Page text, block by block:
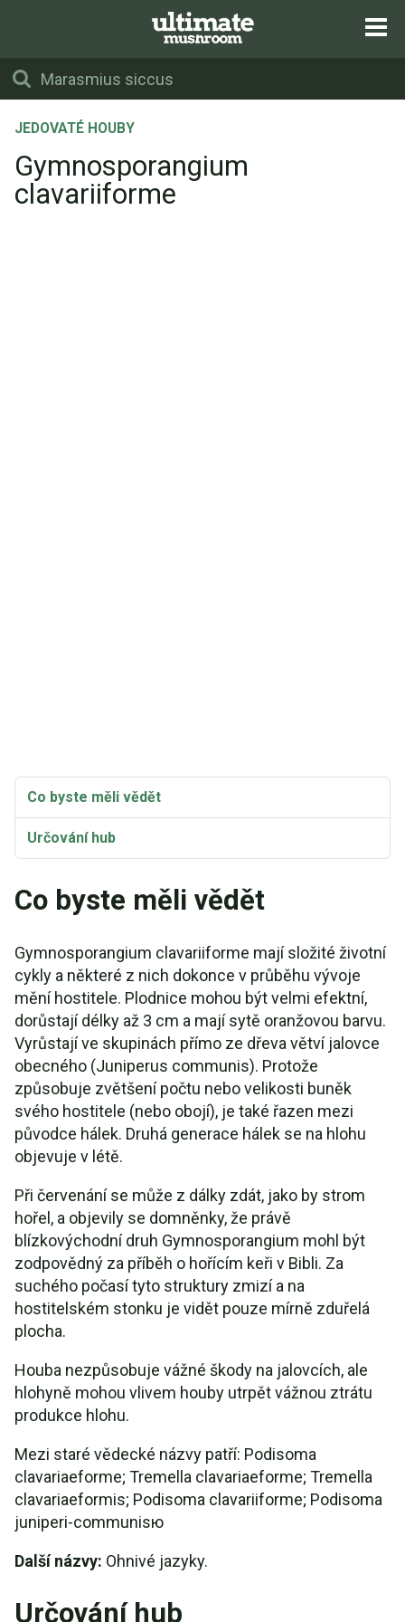
JEDOVATÉ HOUBY
Gymnosporangium
clavariiforme
Co byste měli vědět
Určování hub
Co byste měli vědět
Gymnosporangium clavariiforme mají složité životní
cykly a některé z nich dokonce v průběhu vývoje
mění hostitele. Plodnice mohou být velmi efektní,
dorůstají délky až 3 cm a mají sytě oranžovou barvu.
Vyrůstají ve skupinách přímo ze dřeva větví jalovce
obecného (Juniperus communis). Protože
způsobuje zvětšení počtu nebo velikosti buněk
svého hostitele (nebo obojí), je také řazen mezi
původce hálek. Druhá generace hálek se na hlohu
objevuje v létě.
Při červenání se může z dálky zdát, jako by strom
hořel, a objevily se domněnky, že právě
blízkovýchodní druh Gymnosporangium mohl být
zodpovědný za příběh o hořícím keři v Bibli. Za
suchého počasí tyto struktury zmizí a na
hostitelském stonku je vidět pouze mírně zduřelá
plocha.
Houba nezpůsobuje vážné škody na jalovcích, ale
hlohyně mohou vlivem houby utrpět vážnou ztrátu
produkce hlohu.
Mezi staré vědecké názvy patří: Podisoma
clavariaeforme; Tremella clavariaeforme; Tremella
clavariaeformis; Podisoma clavariiforme; Podisoma
juniperi-communisю
Další názvy: Ohnivé jazyky.
Určování hub